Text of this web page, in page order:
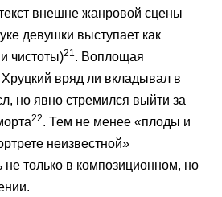
внешне жанровой сцены
девушки выступает как
чистоты)21. Воплощая
вряд ли вкладывал в
но явно стремился выйти за
22. Тем не менее «плоды и
неизвестной»
только в композиционном, но